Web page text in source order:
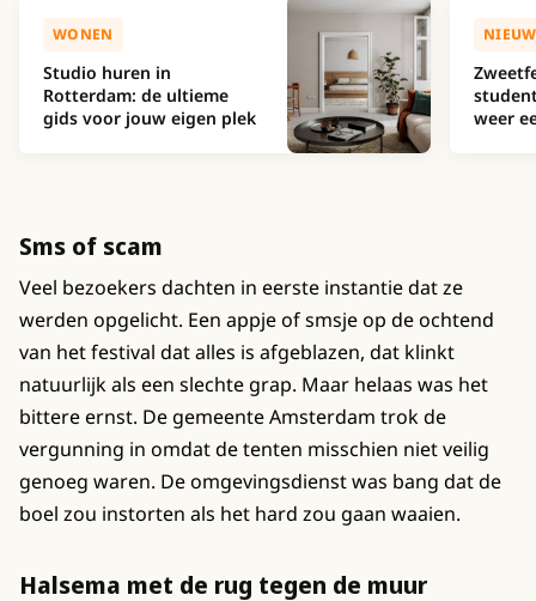
WONEN
Studio huren in
Rotterdam: de ultieme
gids voor jouw eigen plek
weer
Sms of scam
Veel bezoekers dachten in eerste instantie dat ze
werden opgelicht. Een appje of smsje op de ochtend
van het festival dat alles is afgeblazen, dat klinkt
natuurlijk als een slechte grap. Maar helaas was het
bittere ernst. De gemeente Amsterdam trok de
vergunning in omdat de tenten misschien niet veilig
genoeg waren. De omgevingsdienst was bang dat de
boel zou instorten als het hard zou gaan waaien.
Halsema met de rug tegen de muur